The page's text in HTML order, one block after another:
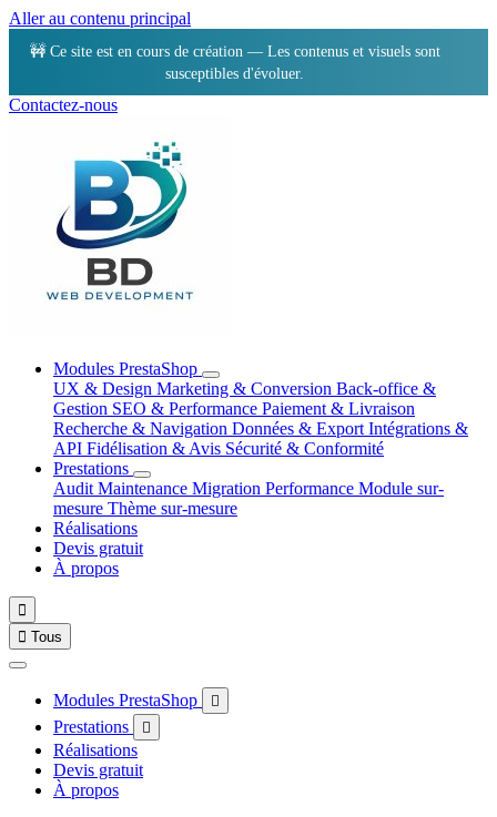
Aller au contenu principal
🚧 Ce site est en cours de création — Les contenus et visuels sont
susceptibles d'évoluer.
Contactez-nous
Modules PrestaShop
UX & Design Marketing & Conversion Back-office &
Gestion SEO & Performance Paiement & Livraison
Recherche & Navigation Données & Export Intégrations &
API Fidélisation & Avis Sécurité & Conformité
Prestations
Audit Maintenance Migration Performance Module sur-
mesure Thème sur-mesure
Réalisations
Devis gratuit
À propos

 Tous
Modules PrestaShop 
Prestations 
Réalisations
Devis gratuit
À propos